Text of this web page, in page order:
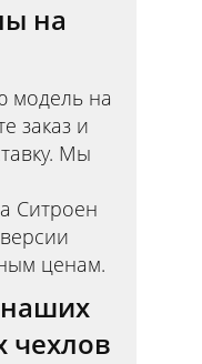
на
модель на
заказ и
Мы
Ситроен
ценам.
чехлов